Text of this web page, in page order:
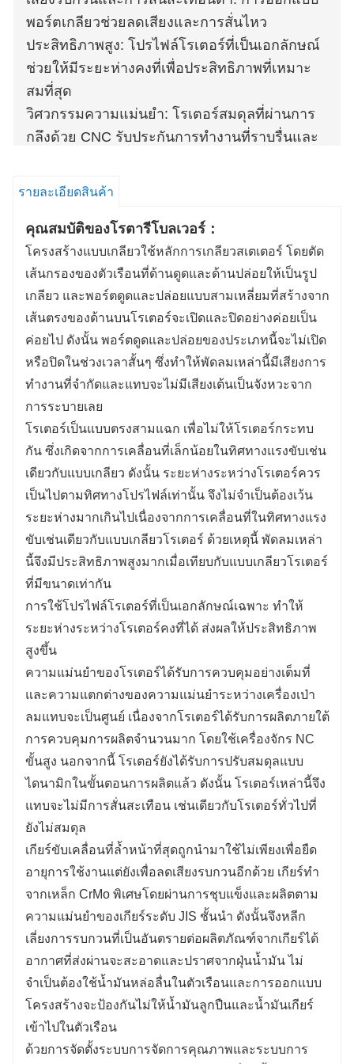
พอร์ตเกลียวช่วยลดเสียงและการสั่นไหว
ประสิทธิภาพสูง: โปรไฟล์โรเตอร์ที่เป็นเอกลักษณ์
ช่วยให้มีระยะห่างคงที่เพื่อประสิทธิภาพที่เหมาะ
สมที่สุด
วิศวกรรมความแม่นยำ: โรเตอร์สมดุลที่ผ่านการ
กลึงด้วย CNC รับประกันการทำงานที่ราบรื่นและ
การส่งอากาศแบบไร้น้ำมัน: การออกแบบที่ปิดสนิท
อากาศที่สะอาด
รายละเอียดสินค้า
คุณสมบัติของโรตารีโบลเวอร์：
โครงสร้างแบบเกลียวใช้หลักการเกลียวสเตเตอร์ โดยตัด
เส้นกรองของตัวเรือนที่ด้านดูดและด้านปล่อยให้เป็นรูป
เกลียว และพอร์ตดูดและปล่อยแบบสามเหลี่ยมที่สร้างจาก
เส้นตรงของด้านบนโรเตอร์จะเปิดและปิดอย่างค่อยเป็น
ค่อยไป ดังนั้น พอร์ตดูดและปล่อยของประเภทนี้จะไม่เปิด
หรือปิดในช่วงเวลาสั้นๆ ซึ่งทำให้พัดลมเหล่านี้มีเสียงการ
ทำงานที่จำกัดและแทบจะไม่มีเสียงเต้นเป็นจังหวะจาก
การระบายเลย
โรเตอร์เป็นแบบตรงสามแฉก เพื่อไม่ให้โรเตอร์กระทบ
กัน ซึ่งเกิดจากการเคลื่อนที่เล็กน้อยในทิศทางแรงขับเช่น
เดียวกับแบบเกลียว ดังนั้น ระยะห่างระหว่างโรเตอร์ควร
เป็นไปตามทิศทางโปรไฟล์เท่านั้น จึงไม่จำเป็นต้องเว้น
ระยะห่างมากเกินไปเนื่องจากการเคลื่อนที่ในทิศทางแรง
ขับเช่นเดียวกับแบบเกลียวโรเตอร์ ด้วยเหตุนี้ พัดลมเหล่า
นี้จึงมีประสิทธิภาพสูงมากเมื่อเทียบกับแบบเกลียวโรเตอร์
ที่มีขนาดเท่ากัน
การใช้โปรไฟล์โรเตอร์ที่เป็นเอกลักษณ์เฉพาะ ทำให้
ระยะห่างระหว่างโรเตอร์คงที่ได้ ส่งผลให้ประสิทธิภาพ
สูงขึ้น
ความแม่นยำของโรเตอร์ได้รับการควบคุมอย่างเต็มที่
และความแตกต่างของความแม่นยำระหว่างเครื่องเป่า
ลมแทบจะเป็นศูนย์ เนื่องจากโรเตอร์ได้รับการผลิตภายใต้
การควบคุมการผลิตจำนวนมาก โดยใช้เครื่องจักร NC
ขั้นสูง นอกจากนี้ โรเตอร์ยังได้รับการปรับสมดุลแบบ
ไดนามิกในขั้นตอนการผลิตแล้ว ดังนั้น โรเตอร์เหล่านี้จึง
แทบจะไม่มีการสั่นสะเทือน เช่นเดียวกับโรเตอร์ทั่วไปที่
ยังไม่สมดุล
เกียร์ขับเคลื่อนที่ล้ำหน้าที่สุดถูกนำมาใช้ไม่เพียงเพื่อยืด
อายุการใช้งานแต่ยังเพื่อลดเสียงรบกวนอีกด้วย เกียร์ทำ
จากเหล็ก CrMo พิเศษโดยผ่านการชุบแข็งและผลิตตาม
ความแม่นยำของเกียร์ระดับ JIS ชั้นนำ ดังนั้นจึงหลีก
เลี่ยงการรบกวนที่เป็นอันตรายต่อผลิตภัณฑ์จากเกียร์ได้
อากาศที่ส่งผ่านจะสะอาดและปราศจากฝุ่นน้ำมัน ไม่
จำเป็นต้องใช้น้ำมันหล่อลื่นในตัวเรือนและการออกแบบ
โครงสร้างจะป้องกันไม่ให้น้ำมันลูกปืนและน้ำมันเกียร์
เข้าไปในตัวเรือน
ด้วยการจัดตั้งระบบการจัดการคุณภาพและระบบการ